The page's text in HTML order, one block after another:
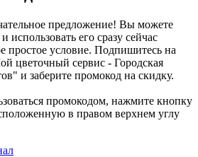
предложение! Вы можете
его сразу сейчас
простое условие. Подпишитесь на
цветочный сервис - Городская
и заберите промокод на скидку.
промокодом, нажмите кнопку
в правом верхнем углу